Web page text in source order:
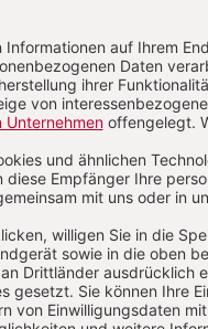
Aktuelle Hefte